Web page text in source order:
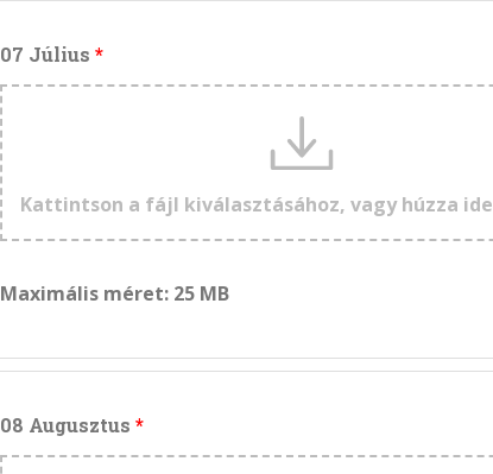
07 Július
Kattintson a fájl kiválasztásához, vagy húzza ide
Maximális méret: 25 MB
08 Augusztus